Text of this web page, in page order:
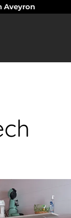
Aveyron